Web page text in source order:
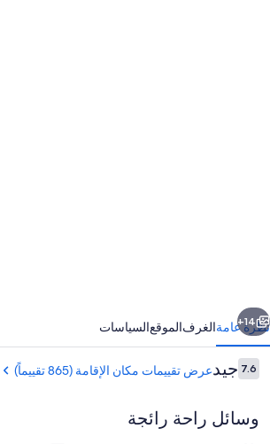
التالي
14+
نظرة عامةالغرفالموقعالسياسات
التقييمات
7.67.6 من 10جيدعرض تقييمات مكان الإقامة (865 تقييماً)
وسائل راحة رائجة